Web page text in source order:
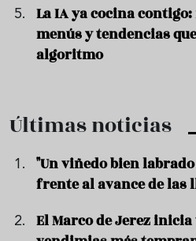
La IA ya cocina
menús y tendencias
algoritmo
Últimas noticias
"Un viñedo bien
frente al avance de las
El Marco de Jerez inicia